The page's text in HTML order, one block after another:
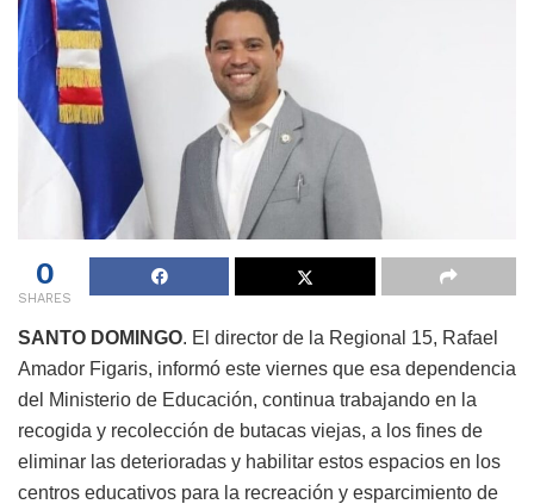
0
SHARES
SANTO DOMINGO. El director de la Regional 15, Rafael
Amador Figaris, informó este viernes que esa dependencia
del Ministerio de Educación, continua trabajando en la
recogida y recolección de butacas viejas, a los fines de
eliminar las deterioradas y habilitar estos espacios en los
centros educativos para la recreación y esparcimiento de